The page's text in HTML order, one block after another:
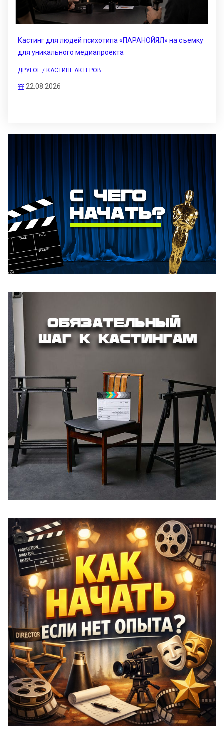
Кастинг для людей психотипа «ПАРАНОЙЯЛ» на съемку
для уникального медиапроекта
ДРУГОЕ / КАСТИНГ АКТЕРОВ
22.08.2026